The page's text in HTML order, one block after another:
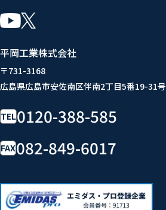
平岡工業株式会社
〒731-3168
広島県広島市安佐南区伴南2丁目5番19-31号
TEL0120-388-585
FAX082-849-6017